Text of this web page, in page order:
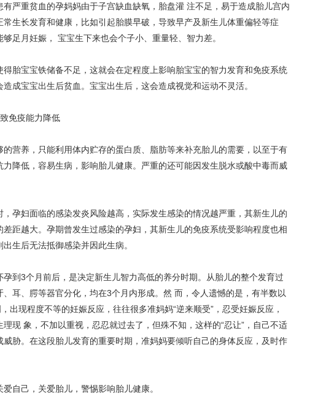
有严重贫血的孕妈妈由于子宫缺血缺氧，胎盘灌 注不足，易于造成胎儿宫内
常生长发育和健康，比如引起胎膜早破，导致早产及新生儿体重偏轻等症
足月妊娠， 宝宝生下来也会个子小、重量轻、智力差。
宝宝铁储备不足，这就会在定程度上影响胎宝宝的智力发育和免疫系统
成宝宝出生后贫血。宝宝出生后，这会造成视觉和运动不灵活。
免疫能力降低
养，只能利用体内贮存的蛋白质、脂肪等来补充胎儿的需要，以至于有
降低，容易生病，影响胎儿健康。严重的还可能因发生脱水或酸中毒而威
妇面临的感染发炎风险越高，实际发生感染的情况越严重，其新生儿的
距越大。孕期曾发生过感染的孕妇，其新生儿的免疫系统受影响程度也相
生后无法抵御感染并因此生病。
3个月前后，是决定新生儿智力高低的养分时期。从胎儿的整个发育过
耳、腭等器官分化，均在3个月内形成。然 而，令人遗憾的是，有半数以
出现程度不等的妊娠反应，往往很多准妈妈“逆来顺受”，忍受妊娠反应，
现 象，不加以重视，忍忍就过去了，但殊不知，这样的“忍让”，自己不适
威胁。在这段胎儿发育的重要时期，准妈妈要倾听自己的身体反应，及时作
己，关爱胎儿，警惕影响胎儿健康。